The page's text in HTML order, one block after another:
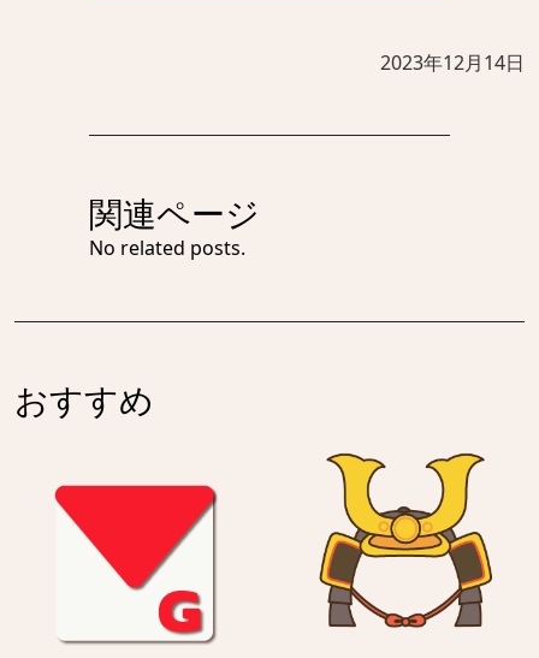
2023年12月14日
関連ページ
No related posts.
おすすめ